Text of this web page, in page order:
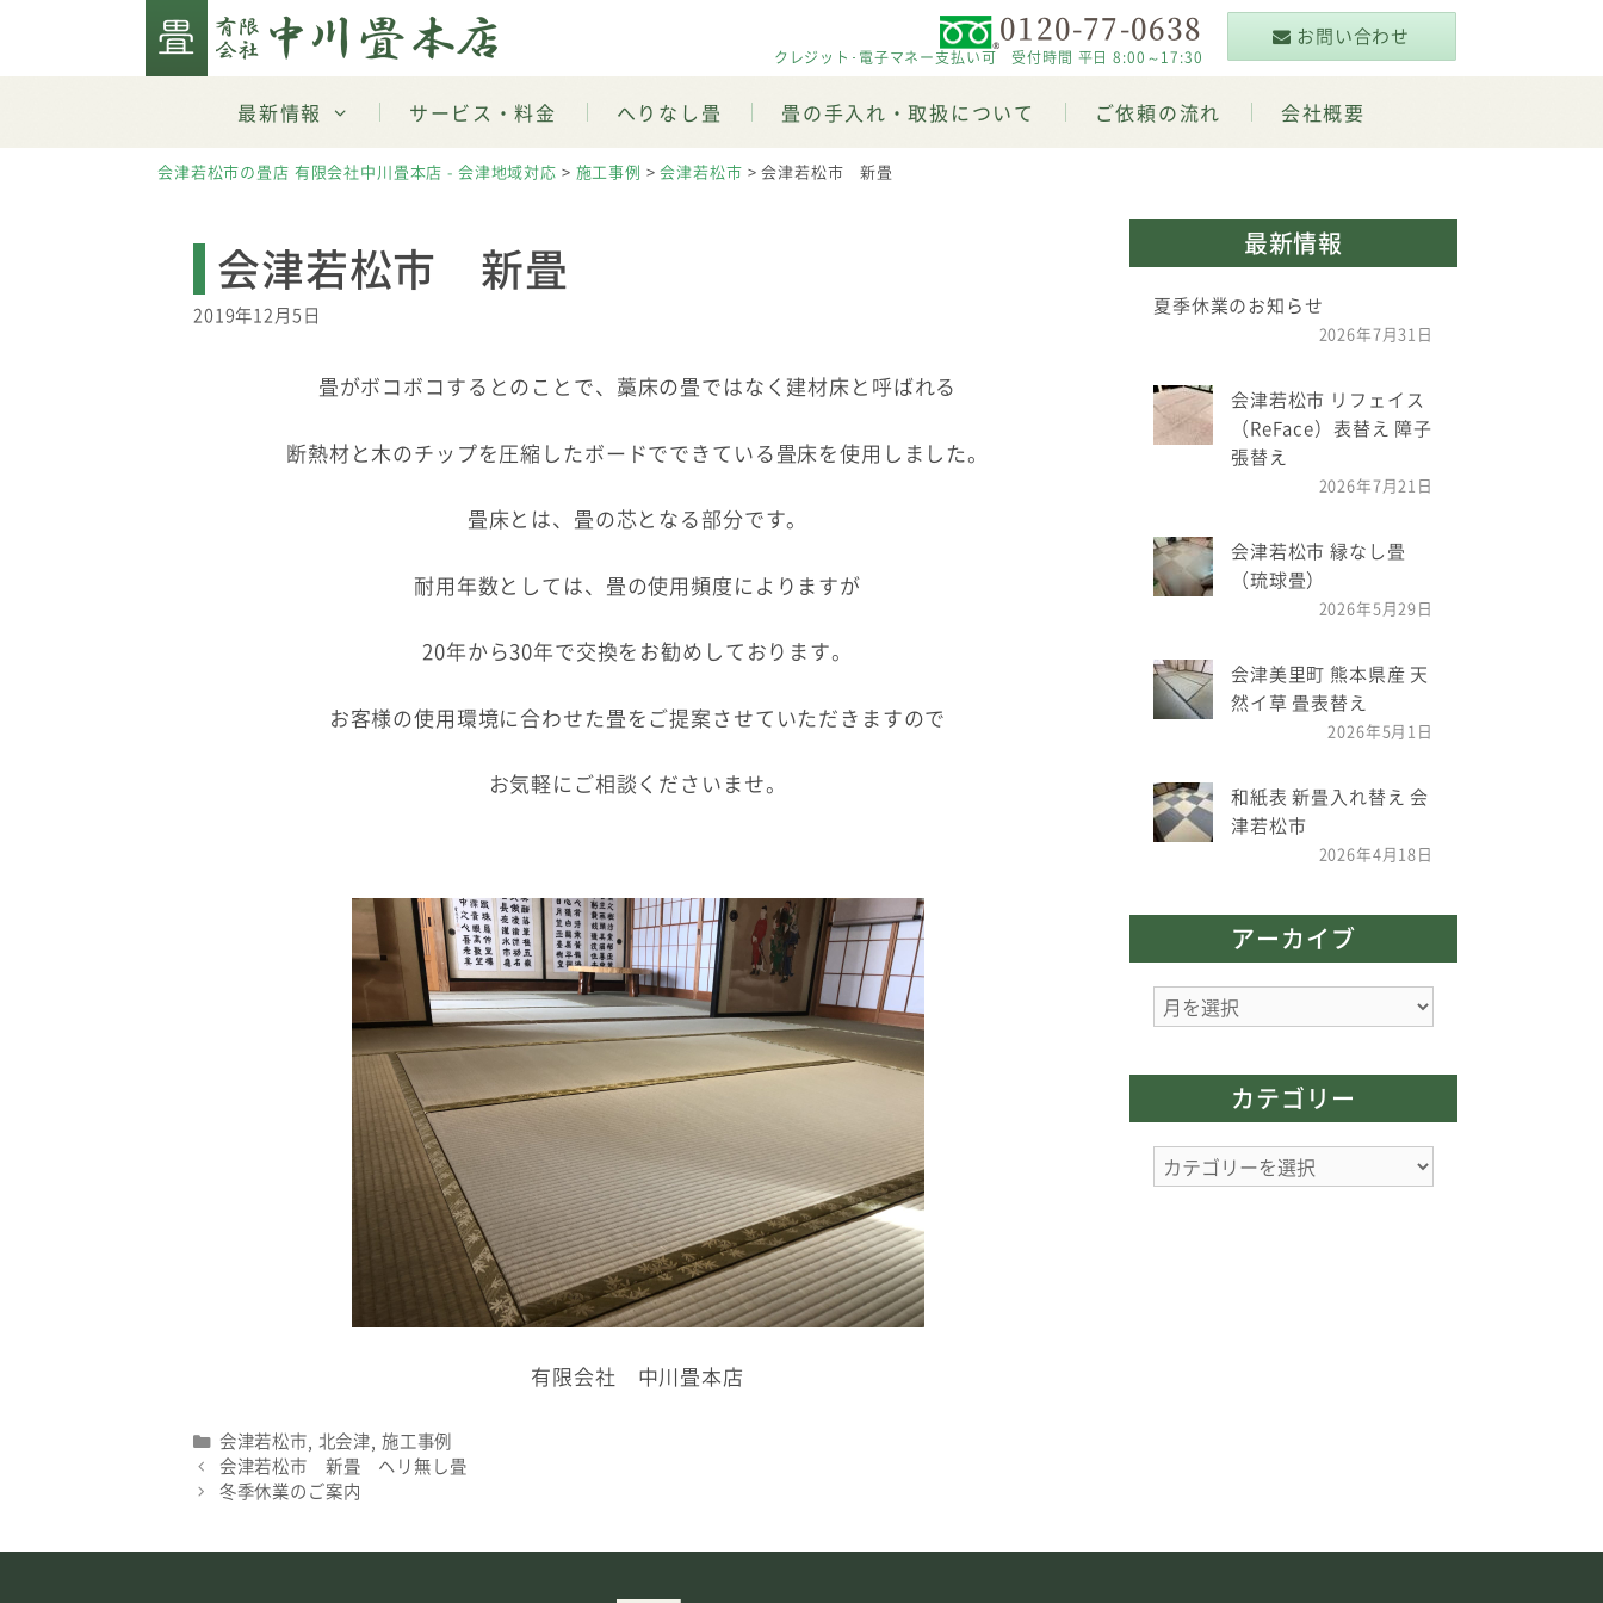
0120-77-0638
クレジット･電子マネー支払い可 受付時間 平日 8:00～17:30
お問い合わせ
最新情報 サービス・料金 へりなし畳 畳の手入れ・取扱について ご依頼の流れ 会社概要
会津若松市の畳店 有限会社中川畳本店 - 会津地域対応 > 施工事例 >会津若松市 >会津若松市 新畳
会津若松市 新畳
2019年12月5日
畳がボコボコするとのことで、藁床の畳ではなく建材床と呼ばれる
断熱材と木のチップを圧縮したボードでできている畳床を使用しました。
畳床とは、畳の芯となる部分です。
耐用年数としては、畳の使用頻度によりますが
20年から30年で交換をお勧めしております。
お客様の使用環境に合わせた畳をご提案させていただきますので
お気軽にご相談くださいませ。
有限会社 中川畳本店
Categories
会津若松市, 北会津, 施工事例
会津若松市 新畳 ヘリ無し畳
冬季休業のご案内
最新情報
夏季休業のお知らせ
2026年7月31日
会津若松市 リフェイス
（ReFace）表替え 障子
張替え
2026年7月21日
会津若松市 縁なし畳
（琉球畳）
2026年5月29日
会津美里町 熊本県産 天
然イ草 畳表替え
2026年5月1日
和紙表 新畳入れ替え 会
津若松市
2026年4月18日
アーカイブ
ア
ー
カ
カテゴリー
カ
テ